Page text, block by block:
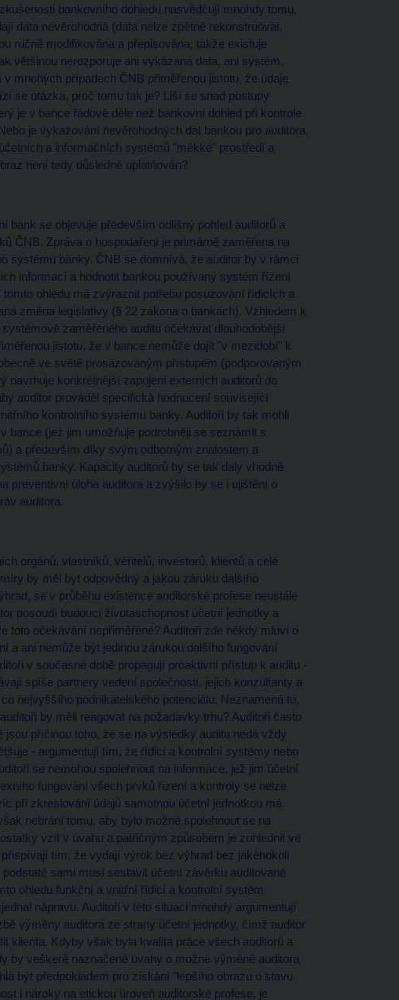
bankovního dohledu nasvědčují mnohdy tomu,
data nevěrohodná (data nelze zpětně rekonstruovat,
ručně modifikována a přepisována, takže existuje
většinou nerozporuje ani vykázaná data, ani systém,
mnohých případech ČNB přiměřenou jistotu, že údaje
se otázka, proč tomu tak je? Liší se snad postupy
je v bance řádově déle než bankovní dohled při kontrole
je vykazování nevěrohodných dat bankou pro auditora
a informačních systémů "měkké" prostředí a
není tedy důsledně uplatňován?
bank se objevuje především odlišný pohled auditorů a
ČNB. Zpráva o hospodaření je primárně zaměřena na
systému banky. ČNB se domnívá, že auditor by v rámci
informací a hodnotit bankou používaný systém řízení
ohledu má zvýraznit potřebu posuzování řídicích a
změna legislativy (§ 22 zákona o bankách). Vzhledem k
zaměřeného auditu očekávat dlouhodobější
jistotu, že v bance nemůže dojít "v mezidobí" k
ve světě prosazovaným přístupem (podporovaným
navrhuje konkrétnější zapojení externích auditorů do
auditor prováděl specifická hodnocení související
kontrolního systému banky. Auditoři by tak mohli
bance (jež jim umožňuje podrobněji se seznámit s
a především díky svým odborným znalostem a
banky. Kapacity auditorů by se tak daly vhodně
preventivní úloha auditora a zvýšilo by se i ujištění o
auditora.
orgánů, vlastníků, věřitelů, investorů, klientů a celé
by měl být odpovědný a jakou záruku dalšího
se v průběhu existence auditorské profese neustále
posoudí budoucí životaschopnost účetní jednotky a
toto očekávání nepřiměřené? Auditoři zde někdy mluví o
a ani nemůže být jedinou zárukou dalšího fungování
v současné době propagují proaktivní přístup k auditu -
spíše partnery vedení společností, jejich konzultanty a
nejvyššího podnikatelského potenciálu. Neznamená to,
by měli reagovat na požadavky trhu? Auditoři často
jsou příčinou toho, že se na výsledky auditu nedá vždy
- argumentují tím, že řídicí a kontrolní systémy nebo
se nemohou spolehnout na informace, jež jim účetní
fungování všech prvků řízení a kontroly se nelze
při zkreslování údajů samotnou účetní jednotkou má
nebrání tomu, aby bylo možné spolehnout se na
vzít v úvahu a patřičným způsobem je zohlednit ve
tím, že vydají výrok bez výhrad bez jakéhokoli
sami musí sestavit účetní závěrku auditované
ohledu funkční a vnitřní řídicí a kontrolní systém
nápravu. Auditoři v této situaci mnohdy argumentují
výměny auditora ze strany účetní jednotky, čímž auditor
klienta. Kdyby však byla kvalita práce všech auditorů a
by veškeré naznačené úvahy o možné výměně auditora
být předpokladem pro získání "lepšího obrazu o stavu
i nároky na etickou úroveň auditorské profese, je